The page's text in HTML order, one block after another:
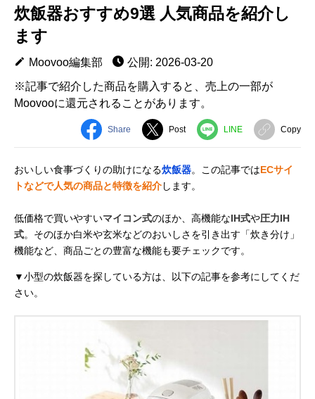
炊飯器おすすめ9選 人気商品を紹介し
ます
Moovoo編集部
公開: 2026-03-20
※記事で紹介した商品を購入すると、売上の一部が
Moovooに還元されることがあります。
Share Post LINE Copy
おいしい食事づくりの助けになる炊飯器。この記事ではECサイ
トなどで人気の商品と特徴を紹介します。
低価格で買いやすいマイコン式のほか、高機能なIH式や圧力IH
式。そのほか白米や玄米などのおいしさを引き出す「炊き分け」
機能など、商品ごとの豊富な機能も要チェックです。
▼小型の炊飯器を探している方は、以下の記事を参考にしてくだ
さい。